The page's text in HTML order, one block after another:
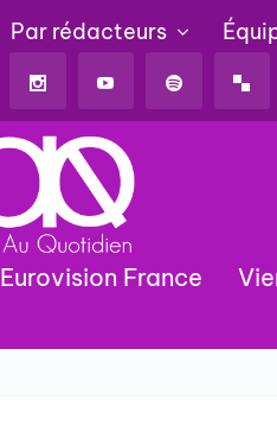
Par rédacteurs
Eurovision France